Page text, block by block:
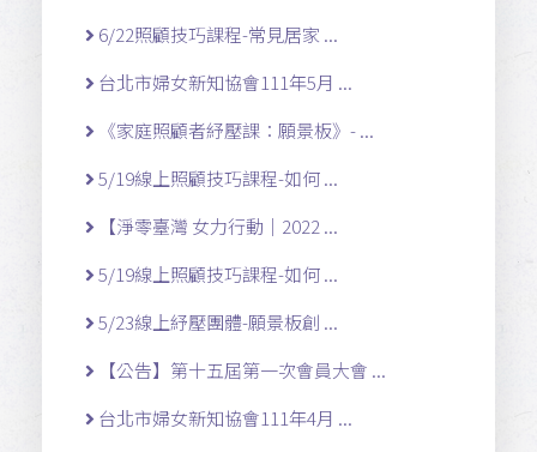
6/22照顧技巧課程-常見居家 ...
台北市婦女新知協會111年5月 ...
《家庭照顧者紓壓課：願景板》- ...
5/19線上照顧技巧課程-如何 ...
【淨零臺灣 女力行動｜2022 ...
5/19線上照顧技巧課程-如何 ...
5/23線上紓壓團體-願景板創 ...
【公告】第十五屆第一次會員大會 ...
台北市婦女新知協會111年4月 ...